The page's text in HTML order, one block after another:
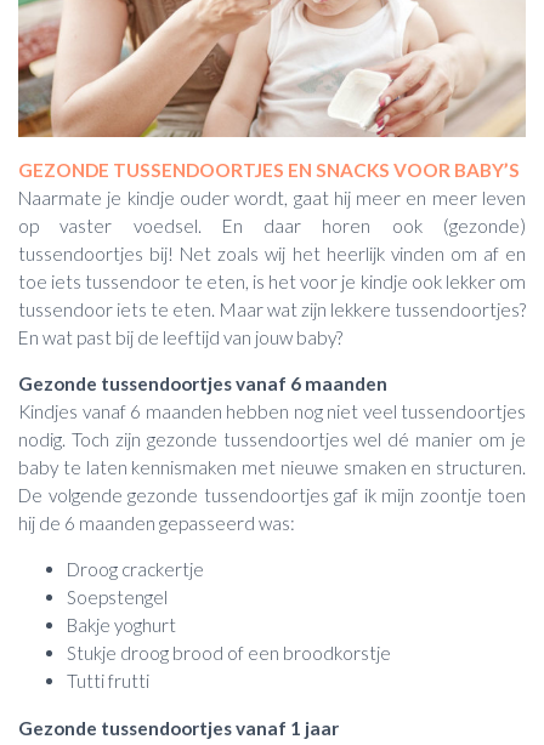
GEZONDE TUSSENDOORTJES EN SNACKS VOOR BABY’S
Naarmate je kindje ouder wordt, gaat hij meer en meer leven
op vaster voedsel. En daar horen ook (gezonde)
tussendoortjes bij! Net zoals wij het heerlijk vinden om af en
toe iets tussendoor te eten, is het voor je kindje ook lekker om
tussendoor iets te eten. Maar wat zijn lekkere tussendoortjes?
En wat past bij de leeftijd van jouw baby?
Gezonde tussendoortjes vanaf 6 maanden
Kindjes vanaf 6 maanden hebben nog niet veel tussendoortjes
nodig. Toch zijn gezonde tussendoortjes wel dé manier om je
baby te laten kennismaken met nieuwe smaken en structuren.
De volgende gezonde tussendoortjes gaf ik mijn zoontje toen
hij de 6 maanden gepasseerd was:
Droog crackertje
Soepstengel
Bakje yoghurt
Stukje droog brood of een broodkorstje
Tutti frutti
Gezonde tussendoortjes vanaf 1 jaar